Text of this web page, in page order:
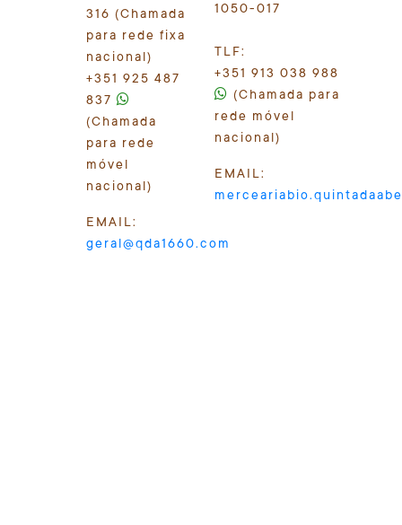
316 (Chamada
para rede fixa
nacional)
+351 925 487
837
(Chamada
para rede
móvel
nacional)
EMAIL:
geral@qda1660.com
1050-017
TLF:
+351 913 038 988
(Chamada para
rede móvel
nacional)
EMAIL: